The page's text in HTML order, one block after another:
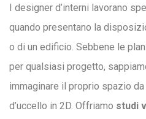
I designer d’interni lavorano
quando presentano la
o di un edificio. Sebbene le
per qualsiasi progetto,
immaginare il proprio spazio
d’uccello in 2D. Offriamo studi